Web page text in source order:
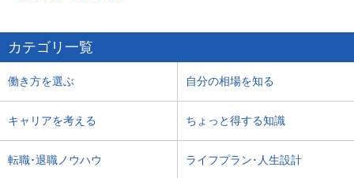
カテゴリ一覧
働き方を選ぶ 自分の相場を知る
キャリアを考える ちょっと得する知識
転職･退職ノウハウ ライフプラン･人生設計